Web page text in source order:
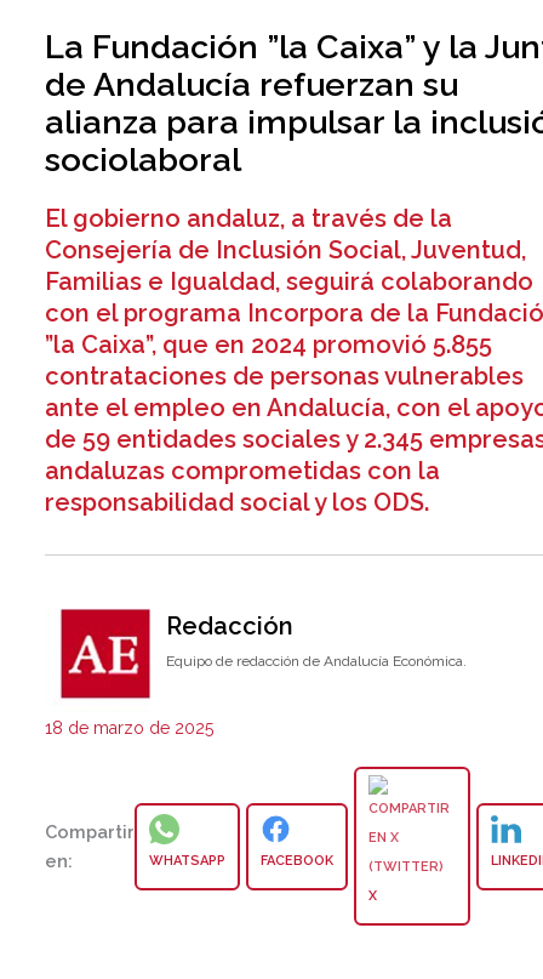
La Fundación ”la Caixa” y la
de Andalucía refuerzan su
alianza para impulsar la
sociolaboral
El gobierno andaluz, a través de la
Consejería de Inclusión Social, Juventud,
Familias e Igualdad, seguirá colaborando
con el programa Incorpora de la
”la Caixa”, que en 2024 promovió 5.855
contrataciones de personas vulnerables
ante el empleo en Andalucía, con el
de 59 entidades sociales y 2.345
andaluzas comprometidas con la
responsabilidad social y los ODS.
Redacción
Equipo de redacción de Andalucía Económica.
18 de marzo de 2025
Compartir
en:
WHATSAPP FACEBOOK
X